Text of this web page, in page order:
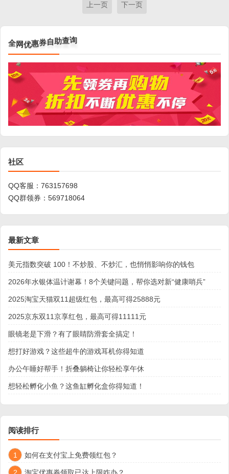
上一页 下一页
全 网 优惠券自助查询
社区
QQ客服： 763157698
QQ群领券： 569718064
最新文章
美元指数突破 100！不炒股、不炒汇，也悄悄影响你的钱包
2026年水银体温计谢幕！8个关键问题，帮你选对新“健康哨兵”
2025淘宝天猫双11超级红包，最高可得25888元
2025京东双11京享红包，最高可得11111元
眼镜老是下滑？有了眼睛防滑套全搞定！
想打好游戏？这些超牛的游戏耳机你得知道
办公午睡好帮手！折叠躺椅让你轻松享午休
想轻松孵化小鱼？这鱼缸孵化盒你得知道！
阅读排行
1 如何在支付宝上免费领红包？